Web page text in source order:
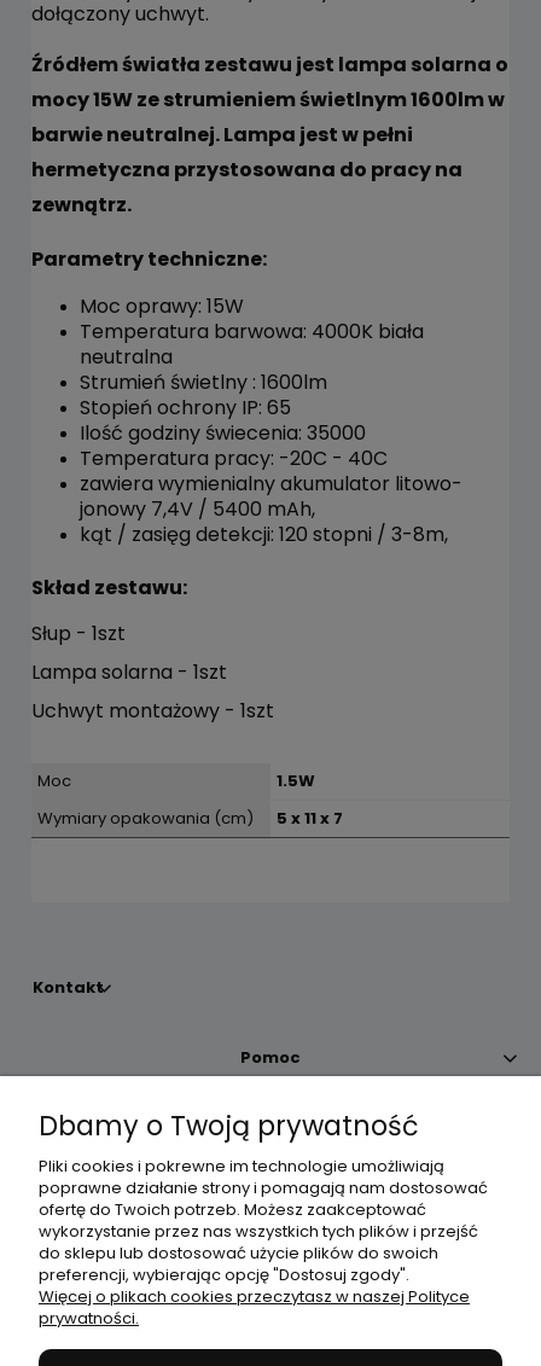
dołączony uchwyt.
Źródłem światła zestawu jest lampa solarna o
mocy 15W ze strumieniem świetlnym 1600lm w
barwie neutralnej. Lampa jest w pełni
hermetyczna przystosowana do pracy na
zewnątrz.
Parametry techniczne:
Moc oprawy: 15W
Temperatura barwowa: 4000K biała
neutralna
Strumień świetlny : 1600lm
Stopień ochrony IP: 65
Ilość godziny świecenia: 35000
Temperatura pracy: -20C - 40C
zawiera wymienialny akumulator litowo-
jonowy 7,4V / 5400 mAh,
kąt / zasięg detekcji: 120 stopni / 3-8m,
Skład zestawu:
Słup - 1szt
Lampa solarna - 1szt
Uchwyt montażowy - 1szt
Moc
1.5W
Wymiary opakowania (cm)
5 x 11 x 7
Kontakt
Pomoc
Moje konto
Płatności i dostawa
Informacje
Dbamy o Twoją prywatność
Pliki cookies i pokrewne im technologie umożliwiają
poprawne działanie strony i pomagają nam dostosować
ofertę do Twoich potrzeb. Możesz zaakceptować
wykorzystanie przez nas wszystkich tych plików i przejść
do sklepu lub dostosować użycie plików do swoich
preferencji, wybierając opcję "Dostosuj zgody".
Więcej o plikach cookies przeczytasz w naszej Polityce
prywatności.